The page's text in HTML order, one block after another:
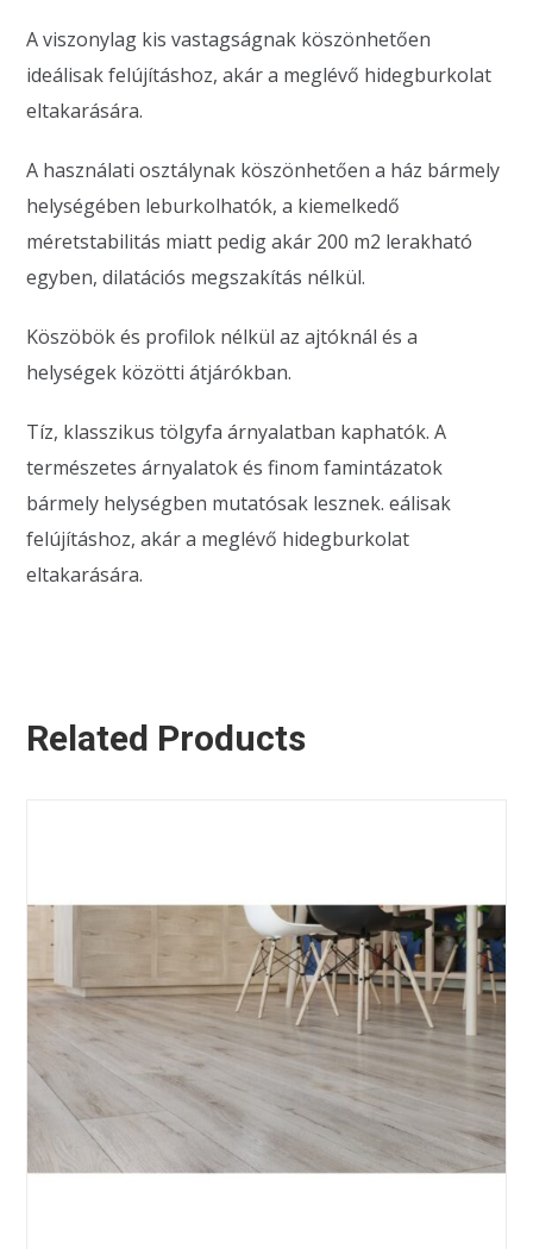
A viszonylag kis vastagságnak köszönhetően
ideálisak felújításhoz, akár a meglévő hidegburkolat
eltakarására.
A használati osztálynak köszönhetően a ház bármely
helységében leburkolhatók, a kiemelkedő
méretstabilitás miatt pedig akár 200 m2 lerakható
egyben, dilatációs megszakítás nélkül.
Köszöbök és profilok nélkül az ajtóknál és a
helységek közötti átjárókban.
Tíz, klasszikus tölgyfa árnyalatban kaphatók. A
természetes árnyalatok és finom famintázatok
bármely helységben mutatósak lesznek. eálisak
felújításhoz, akár a meglévő hidegburkolat
eltakarására.
Related Products